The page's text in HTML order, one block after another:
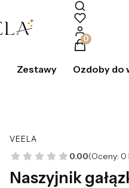
Produkty w
Zestawy Ozdoby do
VEELA
0.00(Oceny: 0
Naszyjnik